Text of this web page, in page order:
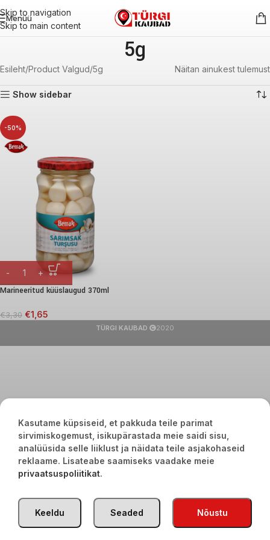
Skip to navigation
Skip to main content
Menüü
5g
Esileht Product Valgud 5g Näitan ainukest tulemust
Show sidebar
-50%
Marineeritud küüslaugud 370ml
€3,30 €1,65
TÜRGI KAUBAD 2020
Kasutame küpsiseid, et pakkuda teile parimat
sirvimiskogemust, isikupärastada meie saidi sisu,
analüüsida selle liiklust ja näidata teile asjakohaseid
reklaame. Lisateabe saamiseks vaadake meie
privaatsuspoliitikat.
Nõustu
Seaded
Keeldu